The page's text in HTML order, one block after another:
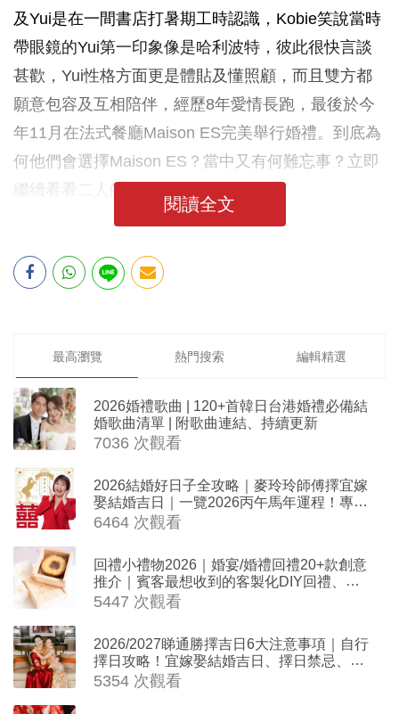
及Yui是在一間書店打暑期工時認識，Kobie笑說當時
帶眼鏡的Yui第一印象像是哈利波特，彼此很快言談
甚歡，Yui性格方面更是體貼及懂照顧，而且雙方都
願意包容及互相陪伴，經歷8年愛情長跑，最後於今
年11月在法式餐廳Maison ES完美舉行婚禮。到底為
何他們會選擇Maison ES？當中又有何難忘事？立即
繼續看看二人的幸福分享吧！
閱讀全文
最高瀏覽 熱門搜索 編輯精選
2026婚禮歌曲 | 120+首韓日台港婚禮必備結
婚歌曲清單 | 附歌曲連結、持續更新
7036 次觀看
2026結婚好日子全攻略｜麥玲玲師傅擇宜嫁
娶結婚吉日｜一覽2026丙午馬年運程！專業
擇日結婚+避開沖煞生肖指南
6464 次觀看
回禮小禮物2026｜婚宴/婚禮回禮20+款創意
推介｜賓客最想收到的客製化DIY回禮、姊
妹禮物（持續更新）
5447 次觀看
2026/2027睇通勝擇吉日6大注意事項｜自行
擇日攻略！宜嫁娶結婚吉日、擇日禁忌、相
沖生肖一覽
5354 次觀看